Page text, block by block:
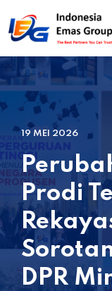
19 MEI 2026
Prodi
DPR